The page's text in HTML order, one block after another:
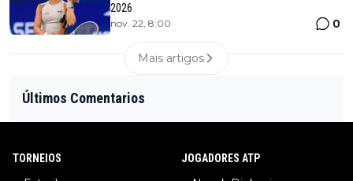
2026
nov. 22, 8:00 0
Mais artigos
Últimos Comentarios
TORNEIOS JOGADORES ATP